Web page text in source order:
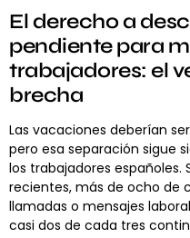
El derecho a
pendiente para
trabajadores: el
brecha
Las vacaciones deberían
pero esa separación sigue
los trabajadores españoles.
recientes, más de ocho de
llamadas o mensajes
casi dos de cada tres